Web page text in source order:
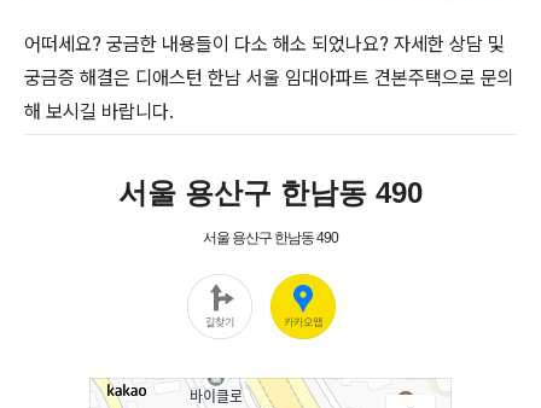
어떠세요? 궁금한 내용들이 다소 해소 되었나요? 자세한 상담 및
궁금증 해결은 디애스턴 한남 서울 임대아파트 견본주택으로 문의
해 보시길 바랍니다.